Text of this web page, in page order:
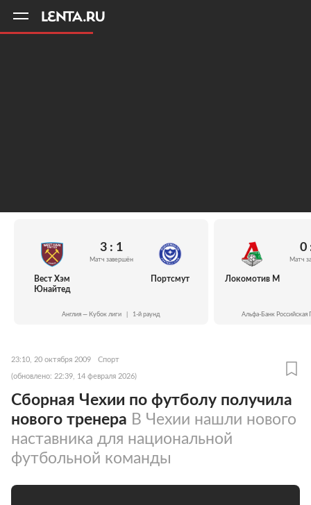
Вест Хэм
Юнайтед
3 : 1
Матч завершён
Портсмут
Англия — Кубок лиги 1-й раунд
Локомотив М
0
Матч
Альфа-Банк Российская
23:10, 20 октября 2009 Спорт
(обновлено: 22:39, 14 февраля 2026)
Сборная Чехии по футболу получила
нового тренера В Чехии нашли нового
наставника для национальной
футбольной команды